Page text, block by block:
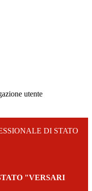
utente
DI STATO
"VERSARI